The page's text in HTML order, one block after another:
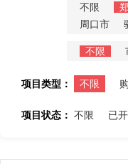
不限
周口市
不限
项目类型： 不限
项目状态： 不限 已